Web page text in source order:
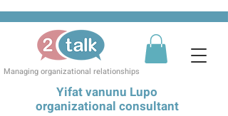
Managing organizational relationships
Yifat vanunu Lupo
organizational consultant